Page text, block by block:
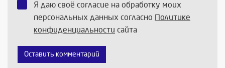
Я даю своё согласие на обработку моих
персональных данных согласно Политике
конфиденциальности сайта
Оставить комментарий